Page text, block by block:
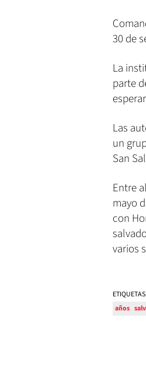
30 de
La
parte
Las
un
San
Entre
mayo
con
varios
años